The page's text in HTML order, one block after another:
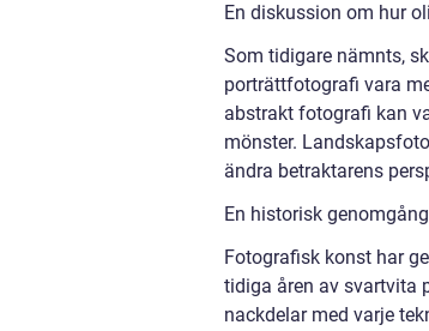
En diskussion om hur
Som tidigare nämnts,
porträttfotografi vara
abstrakt fotografi kan
mönster.
ändra betraktarens
En historisk
Fotografisk konst har
tidiga åren av svartvita
nackdelar med varje